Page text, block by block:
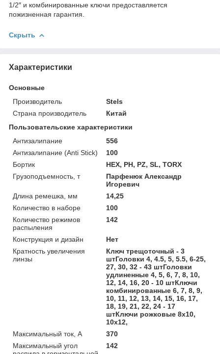
1/2″ и комбинированные ключи предоставляется
пожизненная гарантия.
Скрыть
Характеристики
Основные
Производитель
Stels
Страна производитель
Китай
Пользовательские характеристики
Антизалипание
556
Антизалипание (Anti Stick)
100
Бортик
HEX, PH, PZ, SL, TORX
Грузоподъемность, т
Парфенюк Александр
Игоревич
Длина ремешка, мм
14,25
Количество в наборе
100
Количество режимов
распыления
142
Конструкция и дизайн
Нет
Кратность увеличения
линзы
Ключ трещоточный - 3
штГоловки 4, 4.5, 5, 5.5, 6-25,
27, 30, 32 - 43 штГоловки
удлиненные 4, 5, 6, 7, 8, 10,
12, 14, 16, 20 - 10 штКлючи
комбинированные 6, 7, 8, 9,
10, 11, 12, 13, 14, 15, 16, 17,
18, 19, 21, 22, 24 - 17
штКлючи рожковые 8x10,
10x12,
Максимальный ток, А
370
Максимальный угол
142